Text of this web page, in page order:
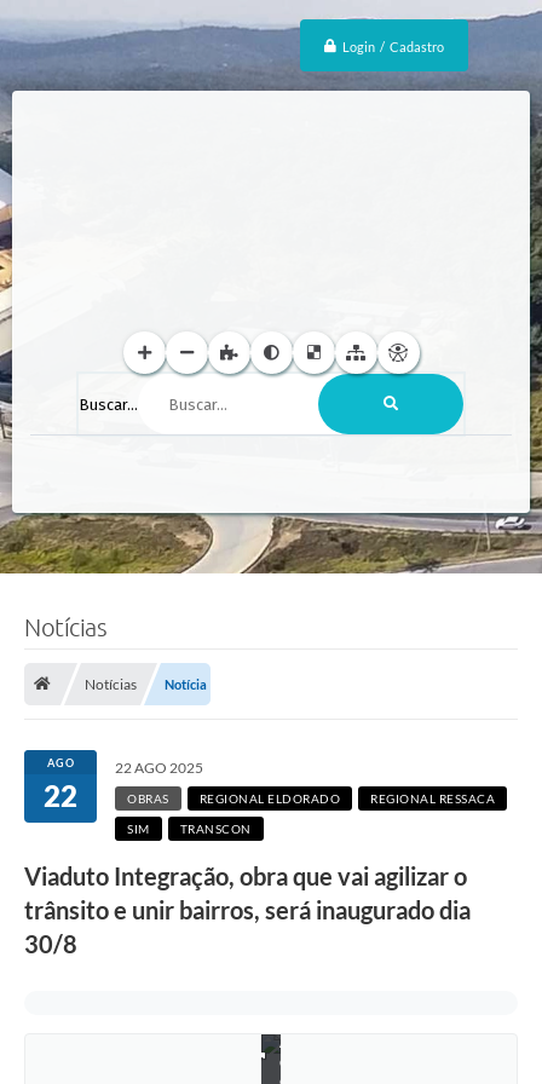
Login / Cadastro
Buscar...
Notícias
Notícias Notícia
AGO
22
22 AGO 2025
OBRAS REGIONAL ELDORADO REGIONAL RESSACA
SIM TRANSCON
Viaduto Integração, obra que vai agilizar o
trânsito e unir bairros, será inaugurado dia
30/8
A
d